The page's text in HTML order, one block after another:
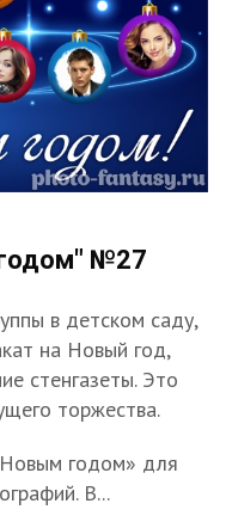
№27
в детском саду,
на Новый год,
стенгазеты. Это
торжества.
Новым годом» для
В...